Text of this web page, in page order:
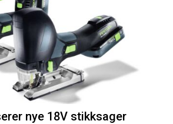
nye 18V stikksager